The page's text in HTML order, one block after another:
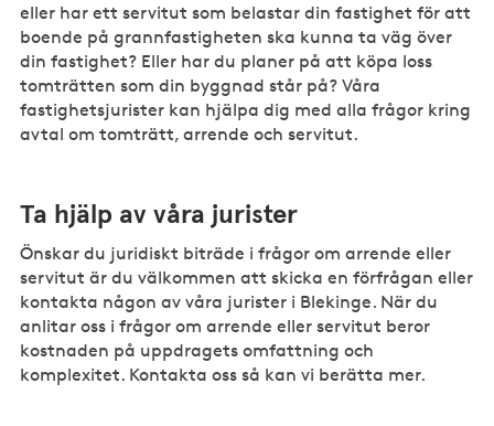
eller har ett servitut som belastar din fastighet för att
boende på grannfastigheten ska kunna ta väg över
din fastighet? Eller har du planer på att köpa loss
tomträtten som din byggnad står på? Våra
fastighetsjurister kan hjälpa dig med alla frågor kring
avtal om tomträtt, arrende och servitut.
Ta hjälp av våra jurister
Önskar du juridiskt biträde i frågor om arrende eller
servitut är du välkommen att skicka en förfrågan eller
kontakta någon av våra jurister i Blekinge. När du
anlitar oss i frågor om arrende eller servitut beror
kostnaden på uppdragets omfattning och
komplexitet. Kontakta oss så kan vi berätta mer.